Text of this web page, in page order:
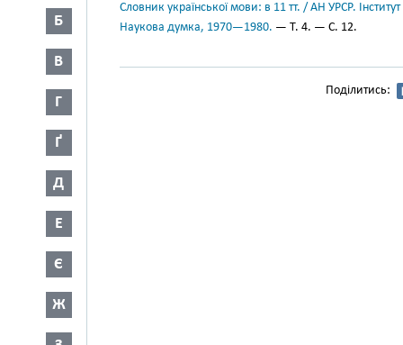
Б
В
Г
Ґ
Д
Е
Є
Ж
Словник української мови: в 11 тт. / АН УРСР.
Наукова думка, 1970—1980. — Т. 4. — С. 12.
Поділитись: